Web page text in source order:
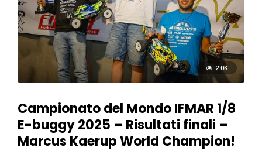
2.0K
Campionato del Mondo IFMAR 1/8
E-buggy 2025 – Risultati finali –
Marcus Kaerup World Champion!